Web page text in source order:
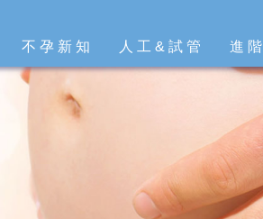
不孕新知 人工&試管 進